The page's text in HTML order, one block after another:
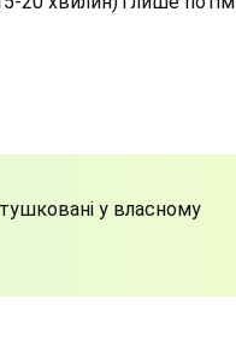
у власному